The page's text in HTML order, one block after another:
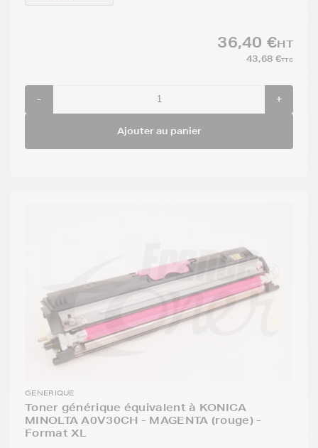
36,40 €HT
43,68 €TTC
- +
Ajouter au panier
GENERIQUE
Toner générique équivalent à KONICA
MINOLTA A0V30CH - MAGENTA (rouge) -
Format XL